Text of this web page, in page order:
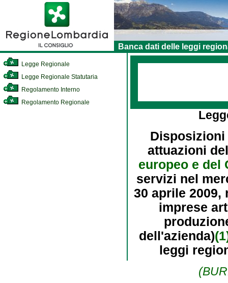
Banca dati delle leggi
Legge Regionale
Legge Regionale Statutaria
Regolamento Interno
Regolamento Regionale
Disposizioni
attuazioni
europeo e del
servizi nel
30 aprile 2009,
imprese
dell'azienda)
leggi